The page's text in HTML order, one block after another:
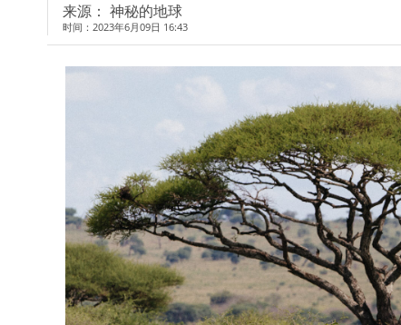
来源： 神秘的地球
时间：2023年6月09日 16:43